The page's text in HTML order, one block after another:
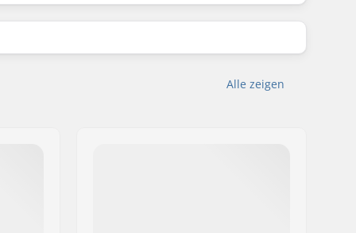
Alle zeigen